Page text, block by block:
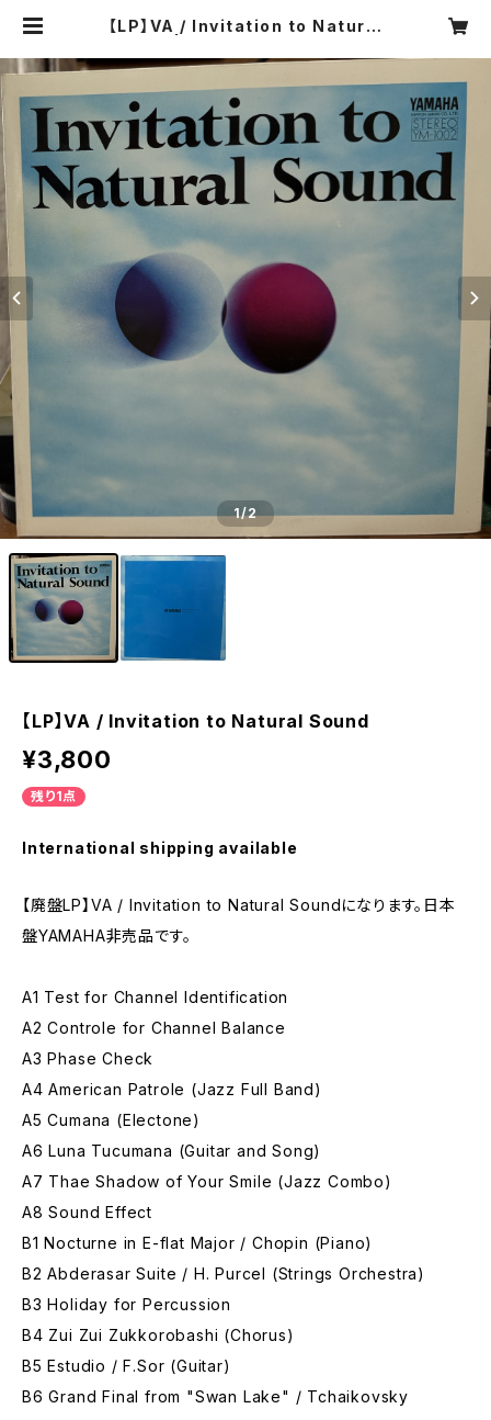
【LP】VA / Invitation to Natural
A
1/2
【LP】VA / Invitation to Natural Sound
¥3,800
残り1点
International shipping available
【廃盤LP】VA / Invitation to Natural Soundになります。日本
盤YAMAHA非売品です。
A1 Test for Channel Identification
A2 Controle for Channel Balance
A3 Phase Check
A4 American Patrole (Jazz Full Band)
A5 Cumana (Electone)
A6 Luna Tucumana (Guitar and Song)
A7 Thae Shadow of Your Smile (Jazz Combo)
A8 Sound Effect
B1 Nocturne in E-flat Major / Chopin (Piano)
B2 Abderasar Suite / H. Purcel (Strings Orchestra)
B3 Holiday for Percussion
B4 Zui Zui Zukkorobashi (Chorus)
B5 Estudio / F.Sor (Guitar)
B6 Grand Final from "Swan Lake" / Tchaikovsky